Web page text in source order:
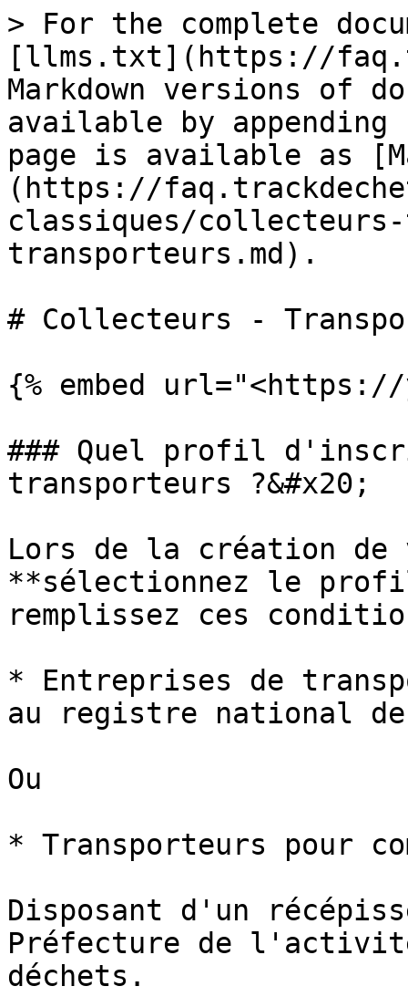
> For the complete
[llms.txt](https://
Markdown versions of
available by
page is available as
(https://
classiques/
transporteurs.md).
# Collecteurs -
{% embed url="<https://
### Quel profil
transporteurs ?&#x20;
Lors de la création de
**sélectionnez le
remplissez ces
* Entreprises de
au registre national
Ou
* Transporteurs pour
Disposant d'un
Préfecture de
déchets.